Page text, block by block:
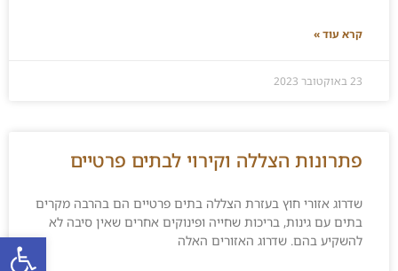
פתח
קרא עוד »
23 באוקטובר 2023
פתרונות הצללה וקירוי לבתים פרטיים
שדרוג אזורי חוץ בעזרת הצללה בתים פרטיים הם בהרבה מקרים
בתים עם גינות, בריכות שחייה ופינוקים אחרים שאין סיבה לא
להשקיע בהם. שדרוג האזורים האלה